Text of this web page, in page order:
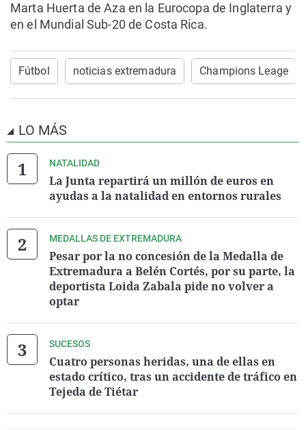
Marta Huerta de Aza en la Eurocopa de Inglaterra y
en el Mundial Sub-20 de Costa Rica.
Fútbol noticias extremadura Champions Leage
LO MÁS
NATALIDAD
La Junta repartirá un millón de euros en
ayudas a la natalidad en entornos rurales
MEDALLAS DE EXTREMADURA
Pesar por la no concesión de la Medalla de
Extremadura a Belén Cortés, por su parte, la
deportista Loida Zabala pide no volver a
optar
SUCESOS
Cuatro personas heridas, una de ellas en
estado crítico, tras un accidente de tráfico en
Tejeda de Tiétar